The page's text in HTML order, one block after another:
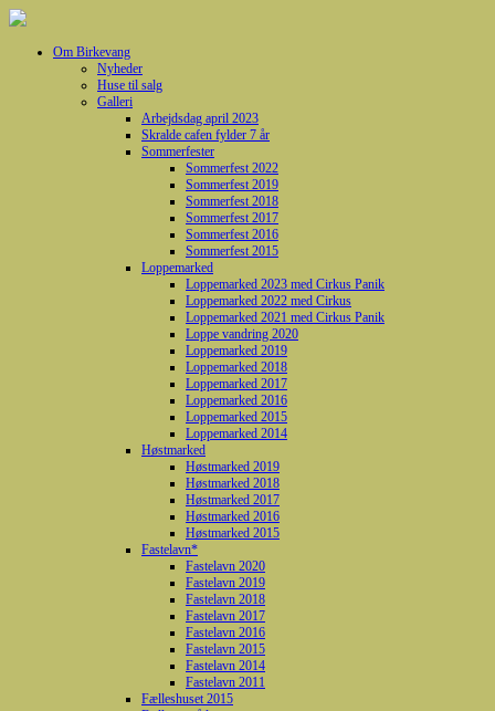
Om Birkevang
Nyheder
Huse til salg
Galleri
Arbejdsdag april 2023
Skralde cafen fylder 7 år
Sommerfester
Sommerfest 2022
Sommerfest 2019
Sommerfest 2018
Sommerfest 2017
Sommerfest 2016
Sommerfest 2015
Loppemarked
Loppemarked 2023 med Cirkus Panik
Loppemarked 2022 med Cirkus
Loppemarked 2021 med Cirkus Panik
Loppe vandring 2020
Loppemarked 2019
Loppemarked 2018
Loppemarked 2017
Loppemarked 2016
Loppemarked 2015
Loppemarked 2014
Høstmarked
Høstmarked 2019
Høstmarked 2018
Høstmarked 2017
Høstmarked 2016
Høstmarked 2015
Fastelavn*
Fastelavn 2020
Fastelavn 2019
Fastelavn 2018
Fastelavn 2017
Fastelavn 2016
Fastelavn 2015
Fastelavn 2014
Fastelavn 2011
Fælleshuset 2015